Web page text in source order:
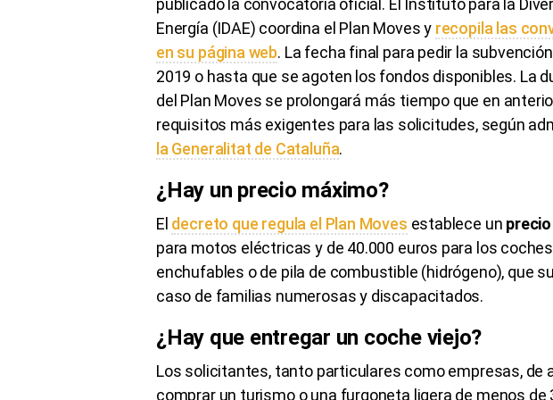
publicado la convocatoria oficial. El Instituto para la
Energía (IDAE) coordina el Plan Movesy recopila las
en su página web. La fecha final para pedir la
2019 o hasta que se agoten los fondos disponibles. La
del Plan Moves se prolongará más tiempo que en
requisitos más exigentes para las solicitudes, según
la Generalitat de Cataluña.
¿Hay un precio máximo?
El decreto que regula el Plan Moves establece un
para motos eléctricas y de 40.000 euros para los
enchufables o de pila de combustible (hidrógeno), que
caso de familias numerosas y discapacitados.
¿Hay que entregar un coche viejo?
Los solicitantes, tanto particulares como empresas, de
comprar un turismo o una furgoneta ligera de menos de